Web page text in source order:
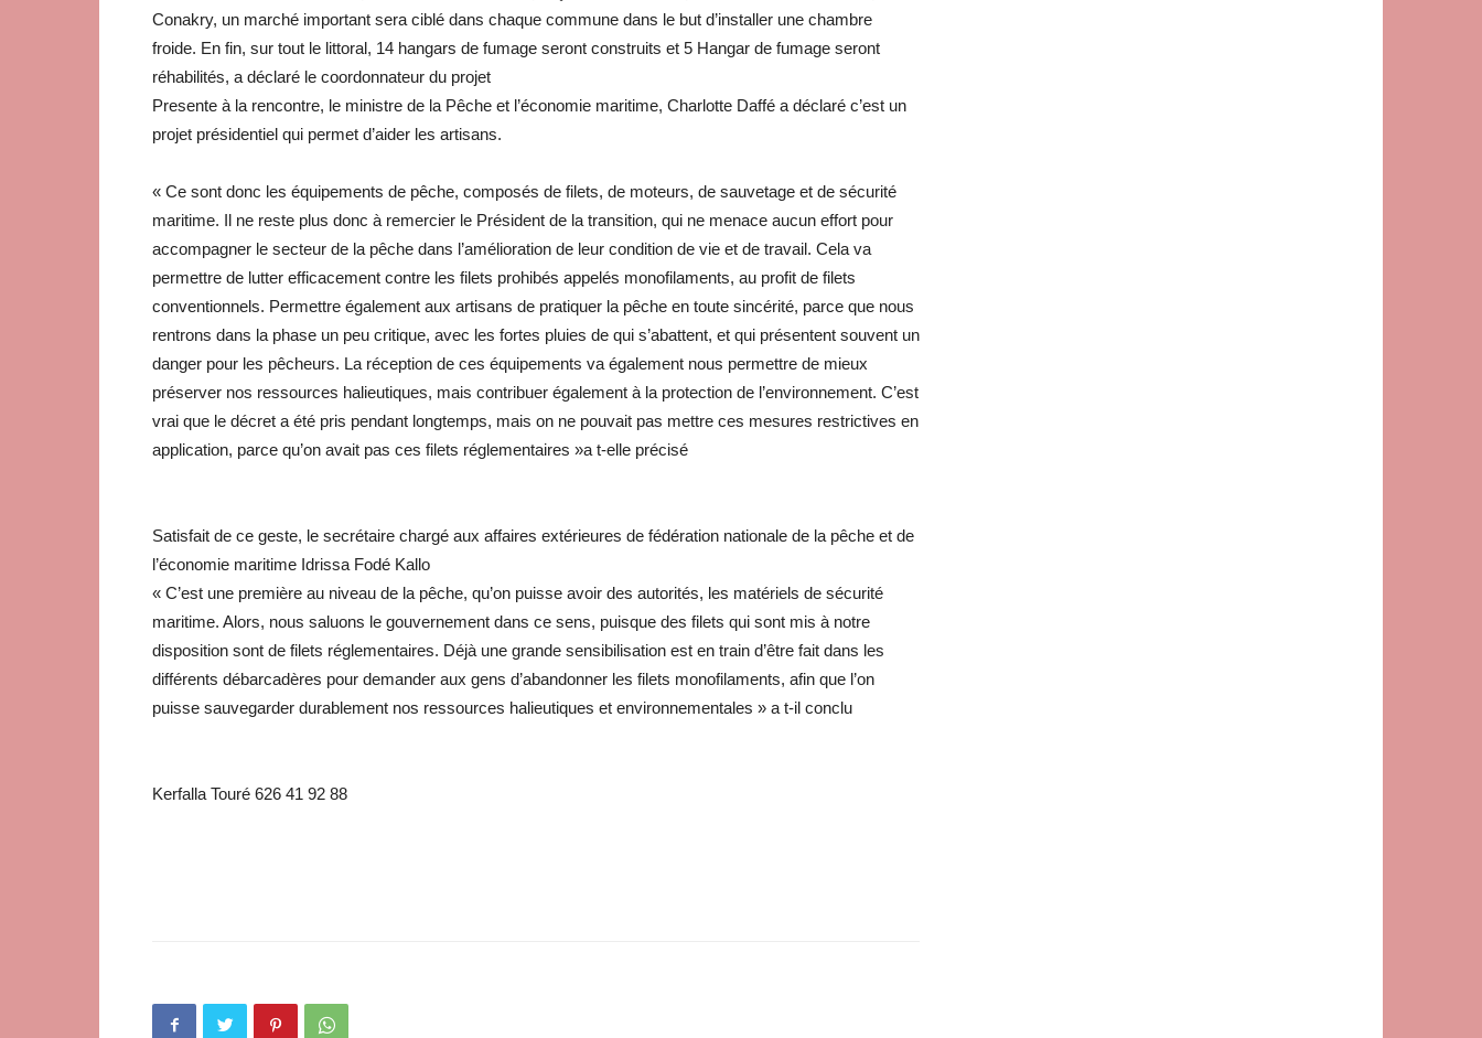
Conakry, un marché important sera ciblé dans chaque commune dans le but d’installer une chambre
froide. En fin, sur tout le littoral, 14 hangars de fumage seront construits et 5 Hangar de fumage seront
réhabilités, a déclaré le coordonnateur du projet
Presente à la rencontre, le ministre de la Pêche et l’économie maritime, Charlotte Daffé a déclaré c’est un
projet présidentiel qui permet d’aider les artisans.
« Ce sont donc les équipements de pêche, composés de filets, de moteurs, de sauvetage et de sécurité
maritime. Il ne reste plus donc à remercier le Président de la transition, qui ne menace aucun effort pour
accompagner le secteur de la pêche dans l’amélioration de leur condition de vie et de travail. Cela va
permettre de lutter efficacement contre les filets prohibés appelés monofilaments, au profit de filets
conventionnels. Permettre également aux artisans de pratiquer la pêche en toute sincérité, parce que nous
rentrons dans la phase un peu critique, avec les fortes pluies de qui s’abattent, et qui présentent souvent un
danger pour les pêcheurs. La réception de ces équipements va également nous permettre de mieux
préserver nos ressources halieutiques, mais contribuer également à la protection de l’environnement. C’est
vrai que le décret a été pris pendant longtemps, mais on ne pouvait pas mettre ces mesures restrictives en
application, parce qu’on avait pas ces filets réglementaires »a t-elle précisé
Satisfait de ce geste, le secrétaire chargé aux affaires extérieures de fédération nationale de la pêche et de
l’économie maritime Idrissa Fodé Kallo
« C’est une première au niveau de la pêche, qu’on puisse avoir des autorités, les matériels de sécurité
maritime. Alors, nous saluons le gouvernement dans ce sens, puisque des filets qui sont mis à notre
disposition sont de filets réglementaires. Déjà une grande sensibilisation est en train d’être fait dans les
différents débarcadères pour demander aux gens d’abandonner les filets monofilaments, afin que l’on
puisse sauvegarder durablement nos ressources halieutiques et environnementales » a t-il conclu
Kerfalla Touré 626 41 92 88